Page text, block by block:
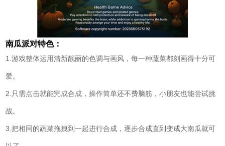
南瓜派对特色：
1.游戏整体运用清新靓丽的色调与画风，每一种蔬菜都刻画得十分可
爱。
2.只需点击就能完成合成，操作简单还不费脑筋，小朋友也能尝试挑
战。
3.把相同的蔬菜拖拽到一起进行合成，逐步合成直到变成大南瓜就可